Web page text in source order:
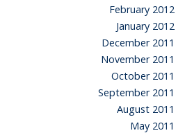
February 2012
January 2012
December 2011
November 2011
October 2011
September 2011
August 2011
May 2011